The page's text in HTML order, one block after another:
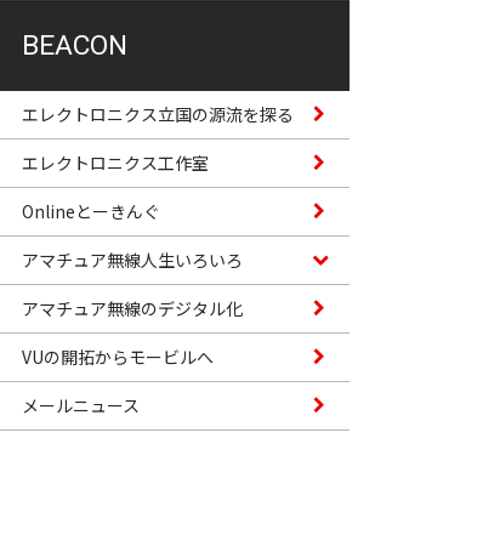
BEACON
エレクトロニクス立国の源流を探る
エレクトロニクス工作室
Onlineとーきんぐ
アマチュア無線人生いろいろ
アマチュア無線のデジタル化
VUの開拓からモービルへ
メールニュース